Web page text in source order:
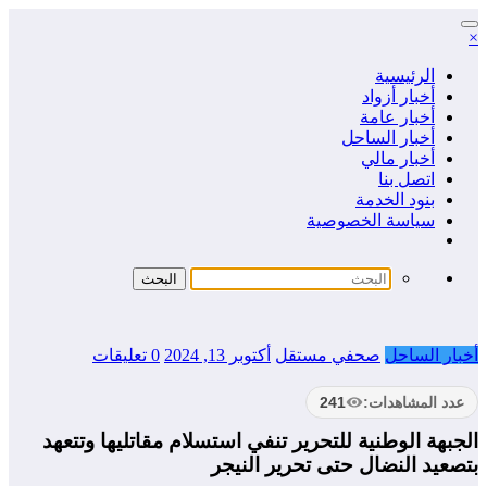
التجاوز
إلى
×
الرئيسية
أخبار أزواد
أخبار عامة
أخبار الساحل
أخبار مالي
اتصل بنا
بنود الخدمة
سياسة الخصوصية
أخبار الساحل صحفي مستقل أكتوبر 13, 2024 0 تعليقات
عدد المشاهدات: 241
الجبهة الوطنية للتحرير تنفي استسلام مقاتليها وتتعهد
بتصعيد النضال حتى تحرير النيجر